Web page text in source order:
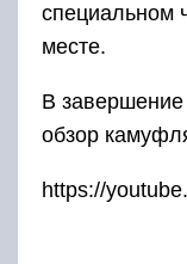
специальном
месте.
В завершение
обзор
https://